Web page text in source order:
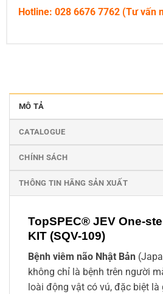
Hotline: 028 6676 7762 (Tư vấn
MÔ TẢ
CATALOGUE
CHÍNH SÁCH
THÔNG TIN HÃNG SẢN XUẤT
TopSPEC® JEV One-
KIT (SQV-109)
Bệnh viêm não Nhật Bản
không chỉ là bệnh trên người
loài động vật có vú, đặc biệt